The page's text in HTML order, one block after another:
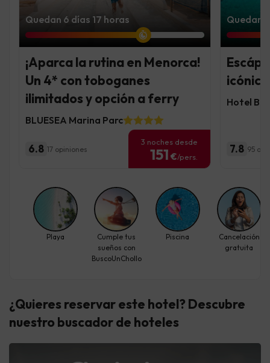
Quedan 6 días 17 horas
¡Aparca la rutina en Menorca!
Un 4* con toboganes
ilimitados y opción a ferry
BLUESEA Marina Parc
6.8 17 opiniones
3 noches desde
151 €/pers.
Quedan
Hotel
7.8 95
Playa
Cumple tus
sueños con
BuscoUnChollo
Piscina
Cancelación
gratuita
¿Quieres reservar este hotel? Descubre
nuestro buscador de hoteles